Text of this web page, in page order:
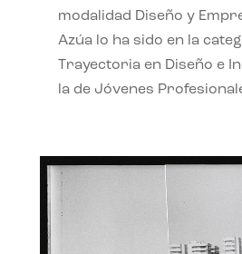
modalidad Diseño y
Azúa lo ha sido en la
Trayectoria en Diseño e
la de Jóvenes